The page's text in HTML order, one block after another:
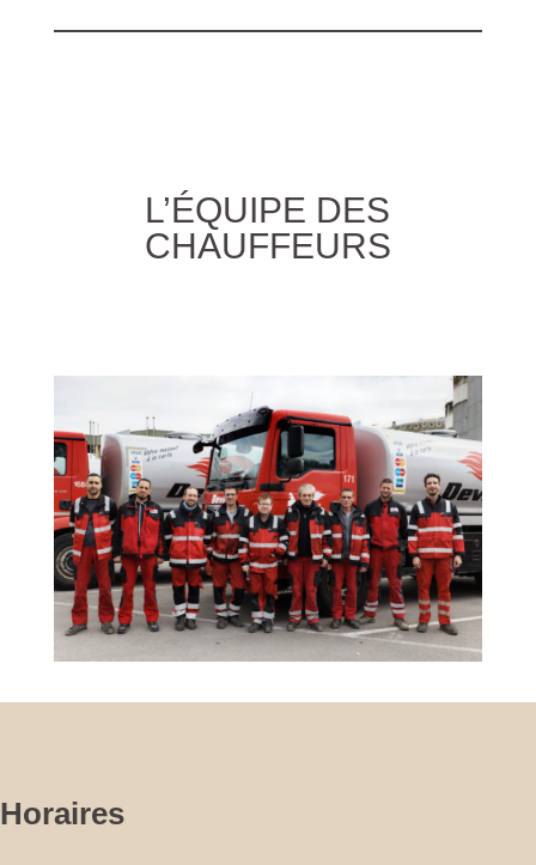
L’ÉQUIPE DES
CHAUFFEURS
Horaires